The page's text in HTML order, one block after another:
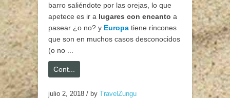
barro saliéndote por las orejas, lo que
apetece es ir a lugares con encanto a
pasear ¿o no? y Europa tiene rincones
que son en muchos casos desconocidos
(o no ...
Cont...
julio 2, 2018 / by TravelZungu